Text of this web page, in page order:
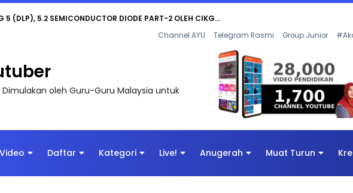
PECUT SKOR SOALAN 1 TRIAL OLEH CIKGU WAN...
Channel AYU Telegram Rasmi Group Junior
Dimulakan oleh Guru-Guru Malaysia untuk
Video Daftar Kategori Live! Anugerah Muat Turun